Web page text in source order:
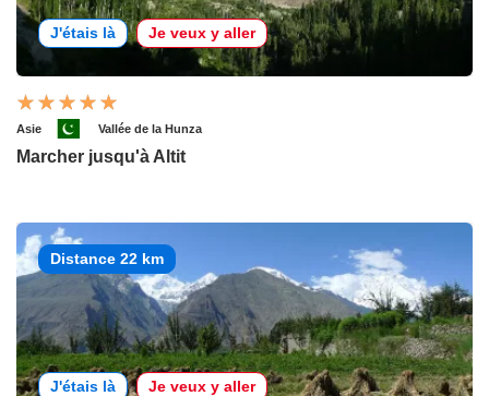
J'étais là Je veux y aller
Asie Vallée de la Hunza
Marcher jusqu'à Altit
Distance 22 km
J'étais là Je veux y aller